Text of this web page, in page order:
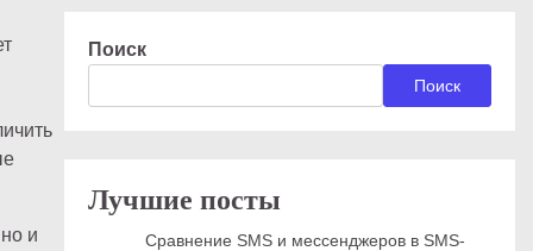
и
Поиск
Поиск
Лучшие посты
Сравнение SMS и мессенджеров в SMS-